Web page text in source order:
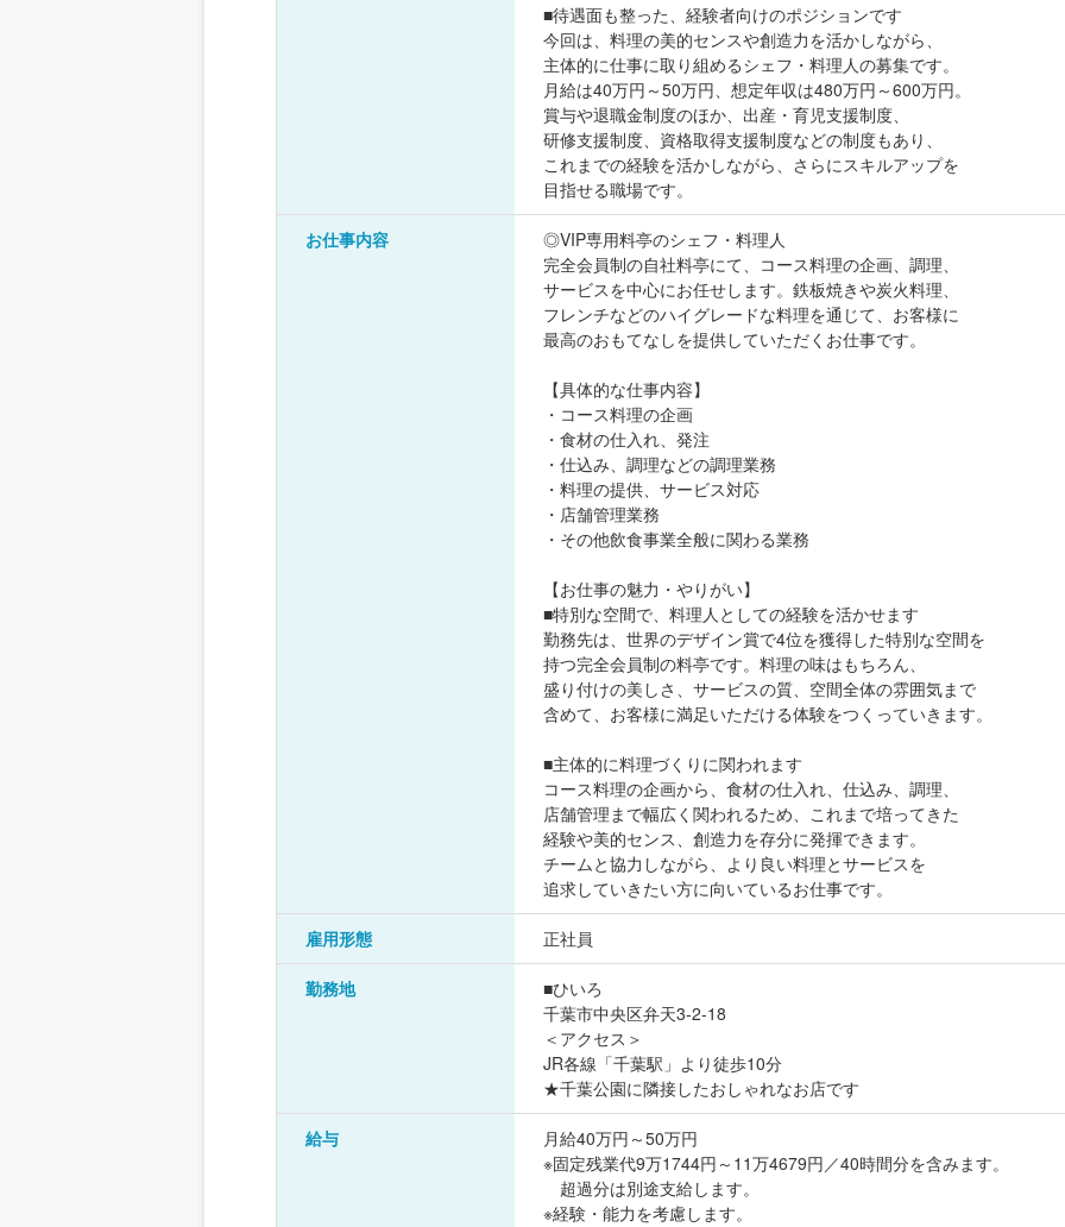
■待遇面も整った、経験者向けのポジションです
今回は、料理の美的センスや創造力を活かしながら、
主体的に仕事に取り組めるシェフ・料理人の募集です。
月給は40万円～50万円、想定年収は480万円～600万円。
賞与や退職金制度のほか、出産・育児支援制度、
研修支援制度、資格取得支援制度などの制度もあり、
これまでの経験を活かしながら、さらにスキルアップを
目指せる職場です。
お仕事内容
◎VIP専用料亭のシェフ・料理人
完全会員制の自社料亭にて、コース料理の企画、調理、
サービスを中心にお任せします。鉄板焼きや炭火料理、
フレンチなどのハイグレードな料理を通じて、お客様に
最高のおもてなしを提供していただくお仕事です。
【具体的な仕事内容】
・コース料理の企画
・食材の仕入れ、発注
・仕込み、調理などの調理業務
・料理の提供、サービス対応
・店舗管理業務
・その他飲食事業全般に関わる業務
【お仕事の魅力・やりがい】
■特別な空間で、料理人としての経験を活かせます
勤務先は、世界のデザイン賞で4位を獲得した特別な空間を
持つ完全会員制の料亭です。料理の味はもちろん、
盛り付けの美しさ、サービスの質、空間全体の雰囲気まで
含めて、お客様に満足いただける体験をつくっていきます。
■主体的に料理づくりに関われます
コース料理の企画から、食材の仕入れ、仕込み、調理、
店舗管理まで幅広く関われるため、これまで培ってきた
経験や美的センス、創造力を存分に発揮できます。
チームと協力しながら、より良い料理とサービスを
追求していきたい方に向いているお仕事です。
雇用形態 正社員
勤務地
■ひいろ
千葉市中央区弁天3-2-18
＜アクセス＞
JR各線「千葉駅」より徒歩10分
★千葉公園に隣接したおしゃれなお店です
給与
月給40万円～50万円
※固定残業代9万1744円～11万4679円／40時間分を含みます。
超過分は別途支給します。
※経験・能力を考慮します。